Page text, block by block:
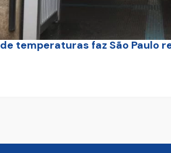
temperaturas faz São Paulo